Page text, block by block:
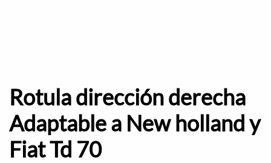
Rotula dirección derecha
Adaptable a New holland y
Fiat Td 70